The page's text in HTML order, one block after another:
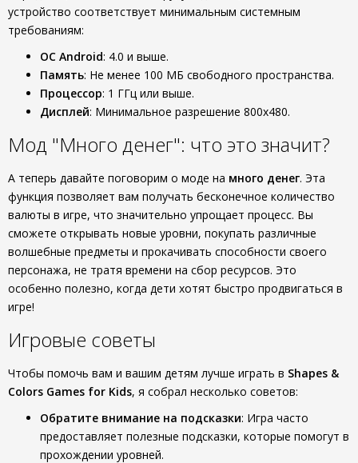
устройство соответствует минимальным системным
требованиям:
ОС Android: 4.0 и выше.
Память: Не менее 100 МБ свободного пространства.
Процессор: 1 ГГц или выше.
Дисплей: Минимальное разрешение 800x480.
Мод "Много денег": что это значит?
А теперь давайте поговорим о моде на много денег. Эта
функция позволяет вам получать бесконечное количество
валюты в игре, что значительно упрощает процесс. Вы
сможете открывать новые уровни, покупать различные
волшебные предметы и прокачивать способности своего
персонажа, не тратя времени на сбор ресурсов. Это
особенно полезно, когда дети хотят быстро продвигаться в
игре!
Игровые советы
Чтобы помочь вам и вашим детям лучше играть в Shapes &
Colors Games for Kids, я собрал несколько советов:
Обратите внимание на подсказки: Игра часто
предоставляет полезные подсказки, которые помогут в
прохождении уровней.